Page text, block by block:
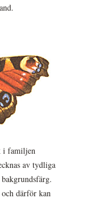
i familjen
av tydliga
därför kan